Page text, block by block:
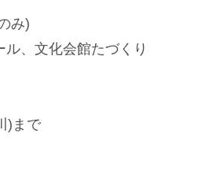
み)
、文化会館たづくり
)まで